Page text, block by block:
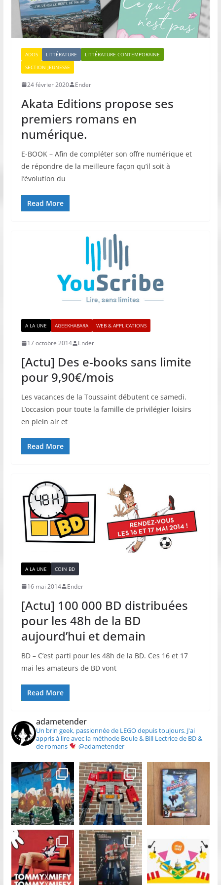
ADOS LITTÉRATURE
LITTÉRATURE CONTEMPORAINE
SECTION JEUNESSE
24 février 2020 Ender
Akata Editions propose ses
premiers romans en
numérique.
E-BOOK – Afin de compléter son offre numérique et
de répondre de la meilleure façon qu’il soit à
l’évolution du
Read More
A LA UNE AGEEKHABARA WEB & APPLICATIONS
17 octobre 2014 Ender
[Actu] Des e-books sans limite
pour 9,90€/mois
Les vacances de la Toussaint débutent ce samedi.
L’occasion pour toute la famille de privilégier loisirs
en plein air et
Read More
A LA UNE COIN BD
16 mai 2014 Ender
[Actu] 100 000 BD distribuées
pour les 48h de la BD
aujourd’hui et demain
BD – C’est parti pour les 48h de la BD. Ces 16 et 17
mai les amateurs de BD vont
Read More
adametender
Un brin geek, passionnée de LEGO depuis toujours.J'ai
appris à lire avec la méthode Boule & Bill Lectrice de BD &
de romans
@adametender